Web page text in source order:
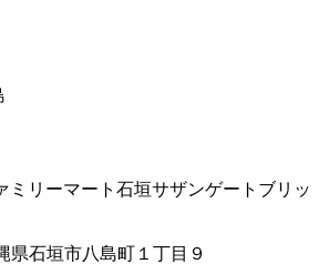
リーマート石垣サザンゲートブリッ
県石垣市八島町１丁目９